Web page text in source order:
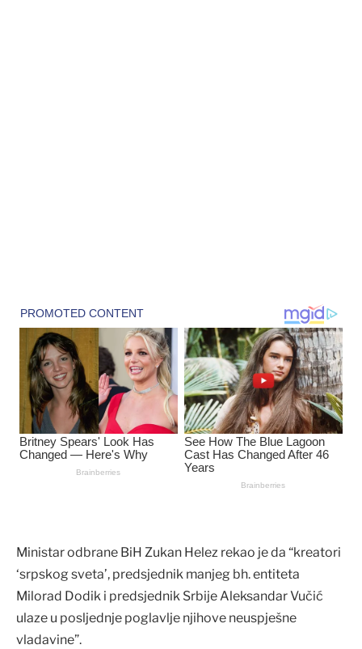
Ministar odbrane BiH Zukan Helez rekao je da “kreatori
‘srpskog sveta’, predsjednik manjeg bh. entiteta
Milorad Dodik i predsjednik Srbije Aleksandar Vučić
ulaze u posljednje poglavlje njihove neuspješne
vladavine”.